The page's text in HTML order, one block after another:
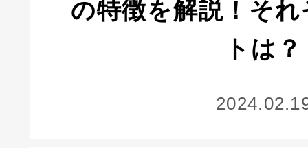
の特徴を解説！そ
トは？